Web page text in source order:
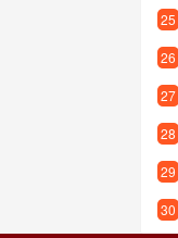
25
26
27
28
29
30